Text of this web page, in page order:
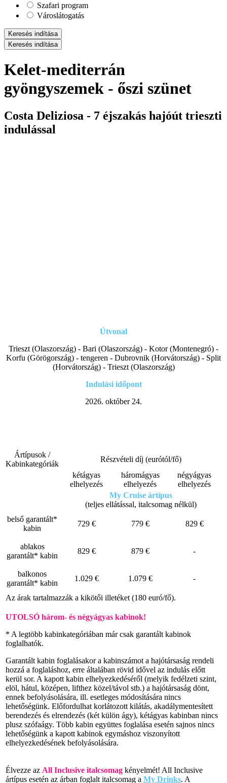
Szafari program
Városlátogatás
Keresés indítása
Keresés indítása
Kelet-mediterrán
gyöngyszemek - őszi szünet
Costa Deliziosa - 7 éjszakás hajóút trieszti
indulással
Útvonal
Trieszt (Olaszország) - Bari (Olaszország) - Kotor (Montenegró) -
Korfu (Görögország) - tengeren - Dubrovnik (Horvátország) - Split
(Horvátország) - Trieszt (Olaszország)
Indulási időpont
2026. október 24.
Ártípusok /
Kabinkategóriák
Részvételi díj (eurótól/fő)
kétágyas
elhelyezés
háromágyas
elhelyezés
négyágyas
elhelyezés
My Cruise ártípus
(teljes ellátással, italcsomag nélkül)
belső garantált*
kabin
729 € 779 € 829 €
ablakos
garantált* kabin
829 € 879 € -
balkonos
garantált* kabin
1.029 € 1.079 € -
Az árak tartalmazzák a kikötői illetéket (180 euró/fő).
UTOLSÓ három- és négyágyas kabinok!
* A legtöbb kabinkategóriában már csak garantált kabinok
foglalhatók.
Garantált kabin foglalásakor a kabinszámot a hajótársaság rendeli
hozzá a foglaláshoz, erre általában rövid idővel az indulás előtt
kerül sor. A kapott kabin elhelyezkedéséről (melyik fedélzeti szint,
elöl, hátul, középen, lifthez közel/távol stb.) a hajótársaság dönt,
ennek befolyásolására, ill. esetleges módosítására nincs
lehetőségünk. Előfordulhat korlátozott kilátás, akadálymentesített
berendezés és elrendezés (két külön ágy), kétágyas kabinban nincs
plusz szófaágy. Több kabin együttes foglalása esetén sajnos nincs
lehetőségünk a kapott kabinok egymáshoz viszonyított
elhelyezkedésének befolyásolására.
Élvezze az All Inclusive italcsomag kényelmét! All Inclusive
ártípus esetén az árban foglalt italcsomag a My Drinks. A